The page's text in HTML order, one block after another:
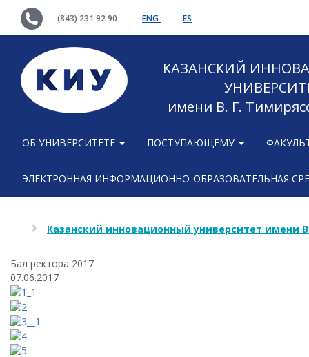
(843) 231 92 90 ENG ES
КАЗАНСКИЙ
имени В. Г.
ОБ УНИВЕРСИТЕТЕ ПОСТУПАЮЩЕМУ
ЭЛЕКТРОННАЯ ИНФОРМАЦИОННО-ОБРАЗОВАТЕЛЬНАЯ
Казанский инновационный университет имени
Бал ректора 2017
07.06.2017